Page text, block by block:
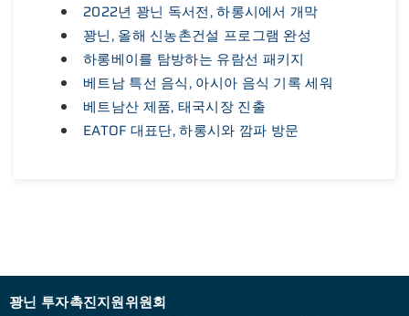
2022년 꽝닌 독서전, 하롱시에서 개막
꽝닌, 올해 신농촌건설 프로그램 완성
하롱베이를 탐방하는 유람선 패키지
베트남 특선 음식, 아시아 음식 기록 세워
베트남산 제품, 태국시장 진출
EATOF 대표단, 하롱시와 깜파 방문
꽝닌 투자촉진지원위원회